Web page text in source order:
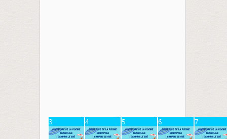
3 4 5 6 7